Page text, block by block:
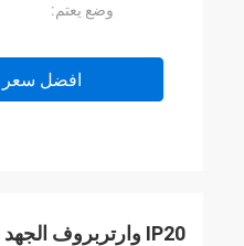
وضع يعتم:
افضل سعر
IP20 وارتربروف الجهد المستمر عكس الضوء الصمام سائق 12V 40 واط